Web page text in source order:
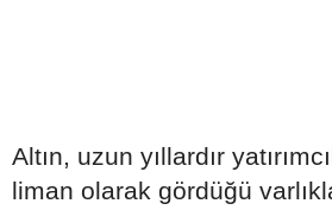
Altın, uzun yıllardır
liman olarak gördüğü